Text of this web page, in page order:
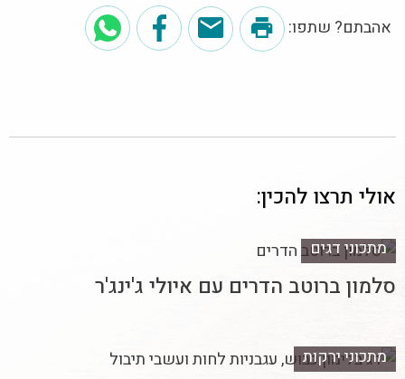
אהבתם? שתפו:
אולי תרצו להכין:
מתכוני דגים
סלמון ברוטב הדרים עם איולי ג'ינג'ר
מתכוני ירקות